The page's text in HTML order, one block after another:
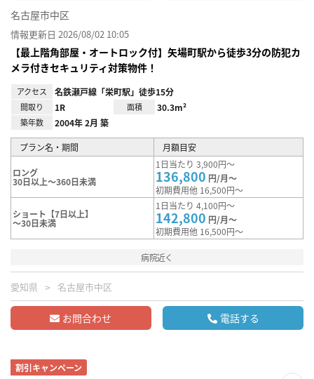
名古屋市中区
情報更新日 2026/08/02 10:05
【最上階角部屋・オートロック付】矢場町駅から徒歩3分の防犯カ
メラ付きセキュリティ対策物件！
アクセス 名鉄瀬戸線「栄町駅」徒歩15分
間取り 1R 面積 30.3m²
築年数 2004年 2月 築
プラン名・期間 月額目安
ロング
30日以上～360日未満
1日当たり 3,900円～
136,800 円/月～
初期費用他 16,500円～
ショート【7日以上】
～30日未満
1日当たり 4,100円～
142,800 円/月～
初期費用他 16,500円～
病院近く
愛知県 名古屋市中区
お問合わせ 電話する
割引キャンペーン